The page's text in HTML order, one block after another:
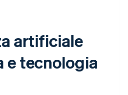
artificiale
e tecnologia